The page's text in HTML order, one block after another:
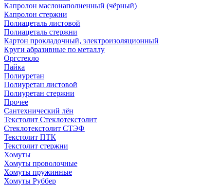
Капролон маслонаполненный (чёрный)
Капролон стержни
Полиацеталь листовой
Полиацеталь стержни
Картон прокладочный, электроизоляционный
Круги абразивные по металлу
Оргстекло
Пайка
Полиуретан
Полиуретан листовой
Полиуретан стержни
Прочее
Сантехнический лён
Текстолит Стеклотекстолит
Стеклотекстолит СТЭФ
Текстолит ПТК
Текстолит стержни
Хомуты
Хомуты проволочные
Хомуты пружинные
Хомуты Руббер